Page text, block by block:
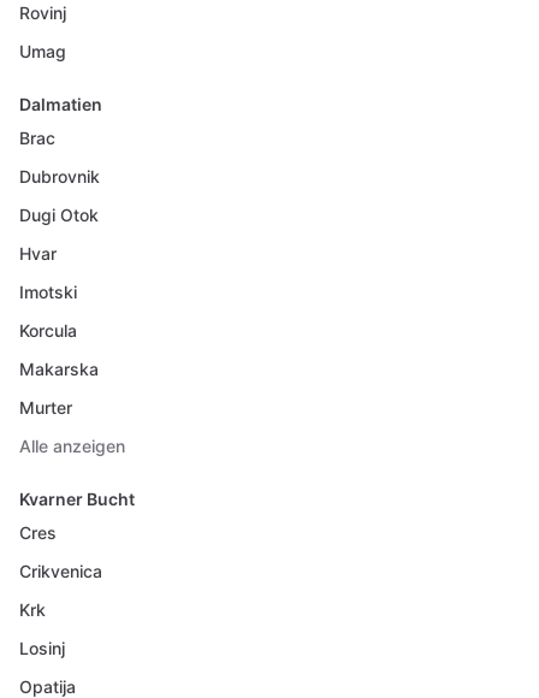
Rovinj
Umag
Dalmatien
Brac
Dubrovnik
Dugi Otok
Hvar
Imotski
Korcula
Makarska
Murter
Alle anzeigen
Kvarner Bucht
Cres
Crikvenica
Krk
Losinj
Opatija